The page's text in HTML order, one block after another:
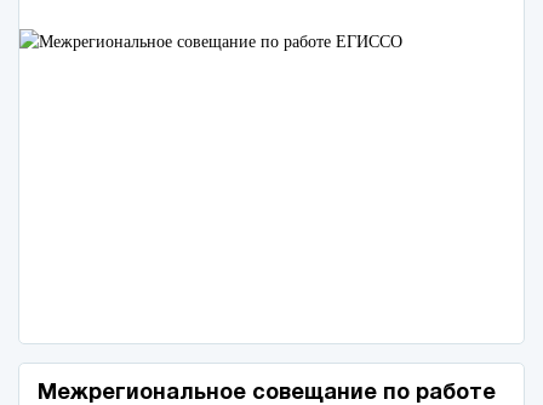
Межрегиональное совещание по работе